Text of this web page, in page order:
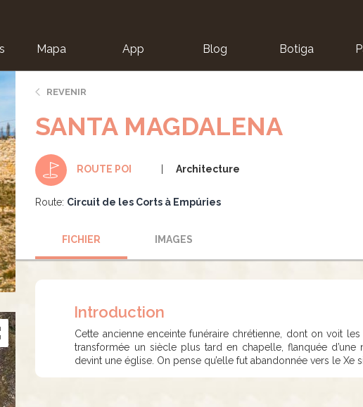
Mapa App Blog Botiga
REVENIR
SANTA MAGDALENA
ROUTE POI Architecture
Route: Circuit de les Corts à Empúries
FICHIER IMAGES
Introduction
​​​​​Cette ancienne enceinte funéraire chrétienne, dont on voit
transformée un siècle plus tard en chapelle, flanquée
devint une église. On pense qu’elle fut abandonnée vers le Xe